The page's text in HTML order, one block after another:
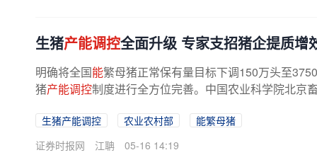
生猪产能调控全面升级 专家支招猪企提质增
明确将全国能繁母猪正常保有量目标下调150万头至
猪产能调控制度进行全方位完善。中国农业科学院北京
生猪产能调控 农业农村部
能繁母猪
证券时报网
江聃 05-16 14:19